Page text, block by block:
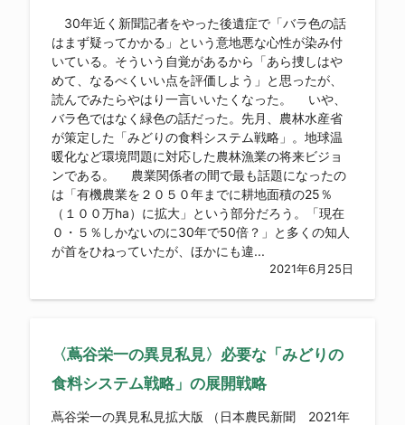
30年近く新聞記者をやった後遺症で「バラ色の話
はまず疑ってかかる」という意地悪な心性が染み付
いている。そういう自覚があるから「あら捜しはや
めて、なるべくいい点を評価しよう」と思ったが、
読んでみたらやはり一言いいたくなった。 いや、
バラ色ではなく緑色の話だった。先月、農林水産省
が策定した「みどりの食料システム戦略」。地球温
暖化など環境問題に対応した農林漁業の将来ビジョ
ンである。 農業関係者の間で最も話題になったの
は「有機農業を２０５０年までに耕地面積の25％
（１００万ha）に拡大」という部分だろう。「現在
０・５％しかないのに30年で50倍？」と多くの知人
が首をひねっていたが、ほかにも違...
2021年6月25日
〈蔦谷栄一の異見私見〉必要な「みどりの
食料システム戦略」の展開戦略
蔦谷栄一の異見私見拡大版 （日本農民新聞 2021年